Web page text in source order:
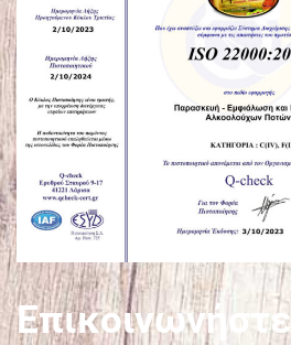
Επικοινωνήστε